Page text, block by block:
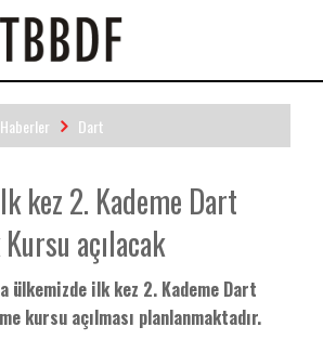
Haberler
Dart
kez 2. Kademe Dart
açılacak
ülkemizde ilk kez 2. Kademe Dart
kursu açılması planlanmaktadır.